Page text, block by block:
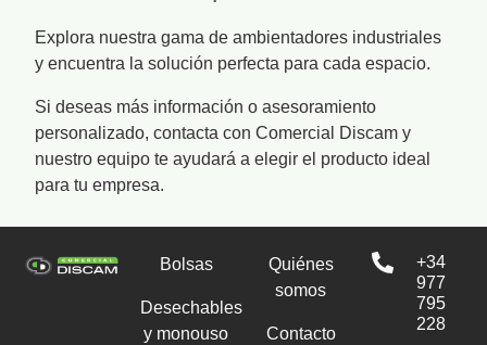
Explora nuestra gama de ambientadores industriales
y encuentra la solución perfecta para cada espacio.
Si deseas más información o asesoramiento
personalizado, contacta con Comercial Discam y
nuestro equipo te ayudará a elegir el producto ideal
para tu empresa.
Bolsas
Desechables
y monouso
Quiénes
somos
Contacto
+34
977
795
228